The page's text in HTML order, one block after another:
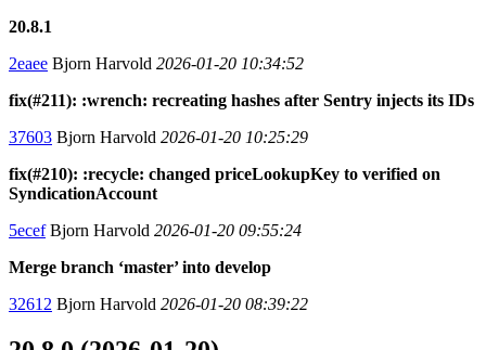
20.8.1
2eaee Bjorn Harvold 2026-01-20 10:34:52
fix(#211): :wrench: recreating hashes after Sentry injects its IDs
37603 Bjorn Harvold 2026-01-20 10:25:29
fix(#210): :recycle: changed priceLookupKey to verified on
SyndicationAccount
5ecefBjorn Harvold 2026-01-20 09:55:24
Merge branch ‘master’ into develop
32612 Bjorn Harvold 2026-01-20 08:39:22